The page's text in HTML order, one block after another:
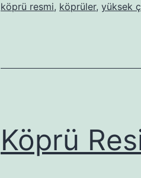
köprü resmi, köprüler, yüksek
Köprü